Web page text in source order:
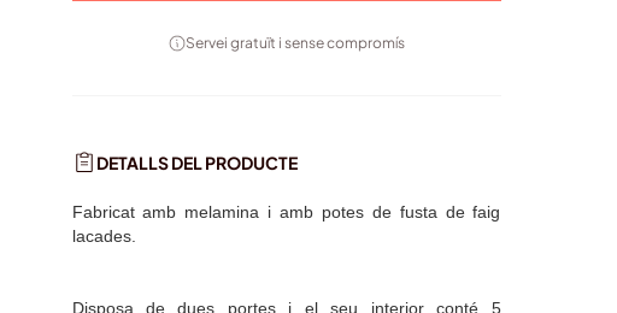
Servei gratuït i sense compromís
DETALLS DEL PRODUCTE
Fabricat amb melamina i amb potes de fusta de faig
lacades.
Disposa de dues portes i el seu interior conté 5